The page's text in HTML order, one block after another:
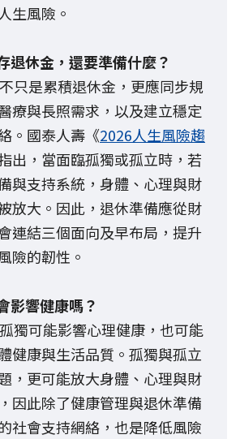
生風險。
退休金，還要準備什麼？
只是累積退休金，更應同步規
療與長照需求，以及建立穩定
。國泰人壽《2026人生風險趨
出，當面臨孤獨或孤立時，若
與支持系統，身體、心理與財
放大。因此，退休準備應從財
連結三個面向及早布局，提升
險的韌性。
影響健康嗎？
獨可能影響心理健康，也可能
健康與生活品質。孤獨與孤立
，更可能放大身體、心理與財
因此除了健康管理與退休準備
社會支持網絡，也是降低風險